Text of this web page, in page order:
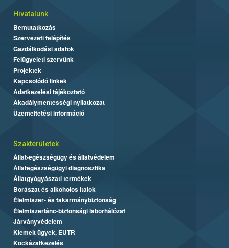
Hivatalunk
Bemutatkozás
Szervezeti felépítés
Gazdálkodási adatok
Felügyeleti szervünk
Projektek
Kapcsolódó linkek
Adatkezelési tájékoztató
Akadálymentességi nyilatkozat
Üzemeltetési információ
Szakterületek
Állat-egészségügy és állatvédelem
Állategészségügyi diagnosztika
Állatgyógyászati termékek
Borászat és alkoholos italok
Élelmiszer- és takarmánybiztonság
Élelmiszerlánc-biztonsági laborhálózat
Járványvédelem
Kiemelt ügyek, EUTR
Kockázatkezelés